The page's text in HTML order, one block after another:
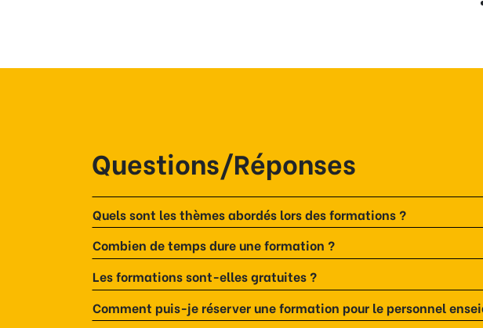
Questions/Réponses
Quels sont les thèmes abordés lors des formations ?
Combien de temps dure une formation ?
Les formations sont-elles gratuites ?
Comment puis-je réserver une formation pour le personnel